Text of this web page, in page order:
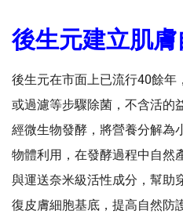
後生元建立肌
後生元在市面上已流行40餘
或過濾等步驟除菌，不含活的
經微生物發酵，將營養分解為
物體利用，在發酵過程中自然
與運送奈米級活性成分，幫助
復皮膚細胞基底，提高自然防